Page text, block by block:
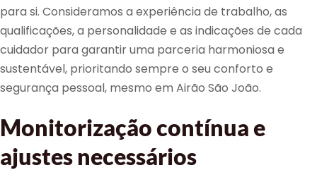
para si. Consideramos a experiência de trabalho, as
qualificações, a personalidade e as indicações de cada
cuidador para garantir uma parceria harmoniosa e
sustentável, prioritando sempre o seu conforto e
segurança pessoal, mesmo em Airão São João.
Monitorização contínua e
ajustes necessários